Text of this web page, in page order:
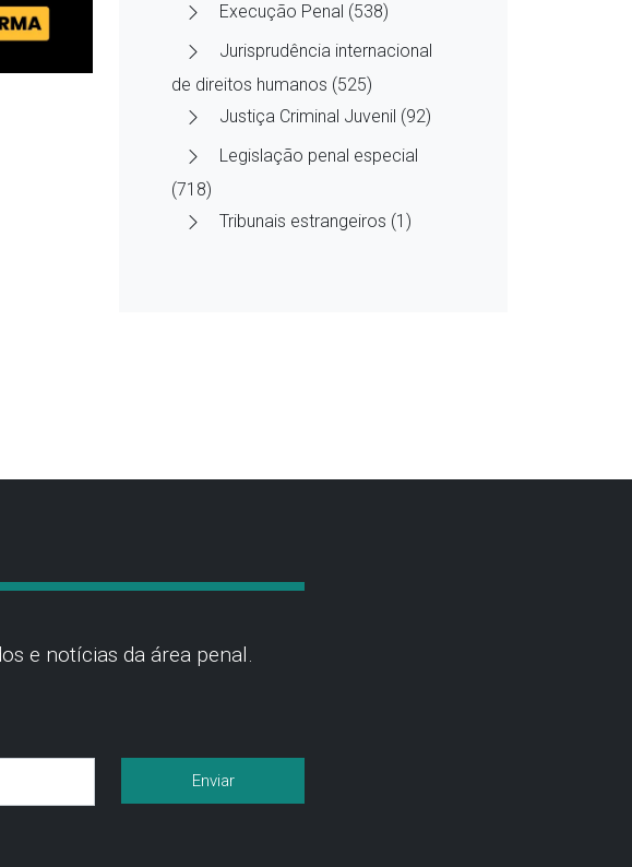
Execução Penal (538)
Jurisprudência internacional
de direitos humanos (525)
Justiça Criminal Juvenil (92)
Legislação penal especial
(718)
Tribunais estrangeiros (1)
e notícias da área penal.